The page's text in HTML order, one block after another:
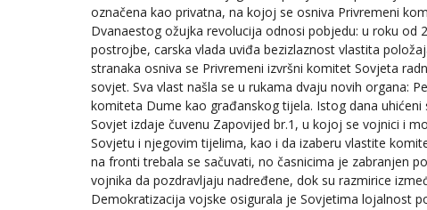
označena kao privatna, na kojoj se osniva Privremeni
Dvanaestog ožujka revolucija odnosi pobjedu: u roku od
postrojbe, carska vlada uviđa bezizlaznost vlastita
stranaka osniva se Privremeni izvršni komitet Sovjeta
sovjet. Sva vlast našla se u rukama dvaju novih organa:
komiteta Dume kao građanskog tijela. Istog dana
Sovjet izdaje čuvenu Zapovijed br.1, u kojoj se vojnici i
Sovjetu i njegovim tijelima, kao i da izaberu vlastite
na fronti trebala se sačuvati, no časnicima je zabranjen
vojnika da pozdravljaju nadređene, dok su razmirice
Demokratizacija vojske osigurala je Sovjetima lojalnost